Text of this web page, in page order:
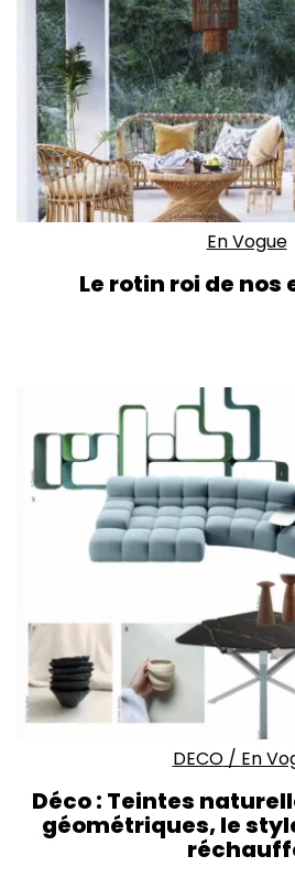
En Vogue
Le rotin roi de nos
DECO/ En
Déco : Teintes
géométriques, le